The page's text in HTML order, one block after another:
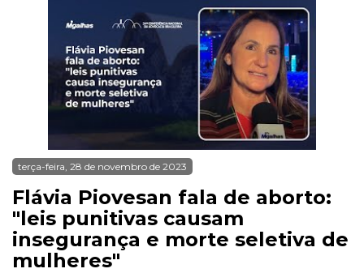
terça-feira, 28 de novembro de 2023
Flávia Piovesan fala de aborto:
"leis punitivas causam
insegurança e morte seletiva de
mulheres"